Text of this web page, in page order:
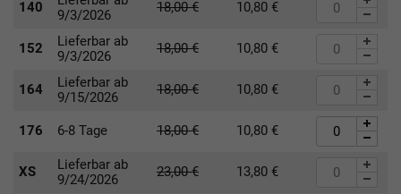
140
9/3/2026
18,00€ 10,80 €
152
Lieferbar ab
9/3/2026
18,00€ 10,80 €
164
Lieferbar ab
9/15/2026
18,00€ 10,80 €
176 6-8 Tage 18,00€ 10,80 €
XS
Lieferbar ab
9/24/2026
23,00€ 13,80 €